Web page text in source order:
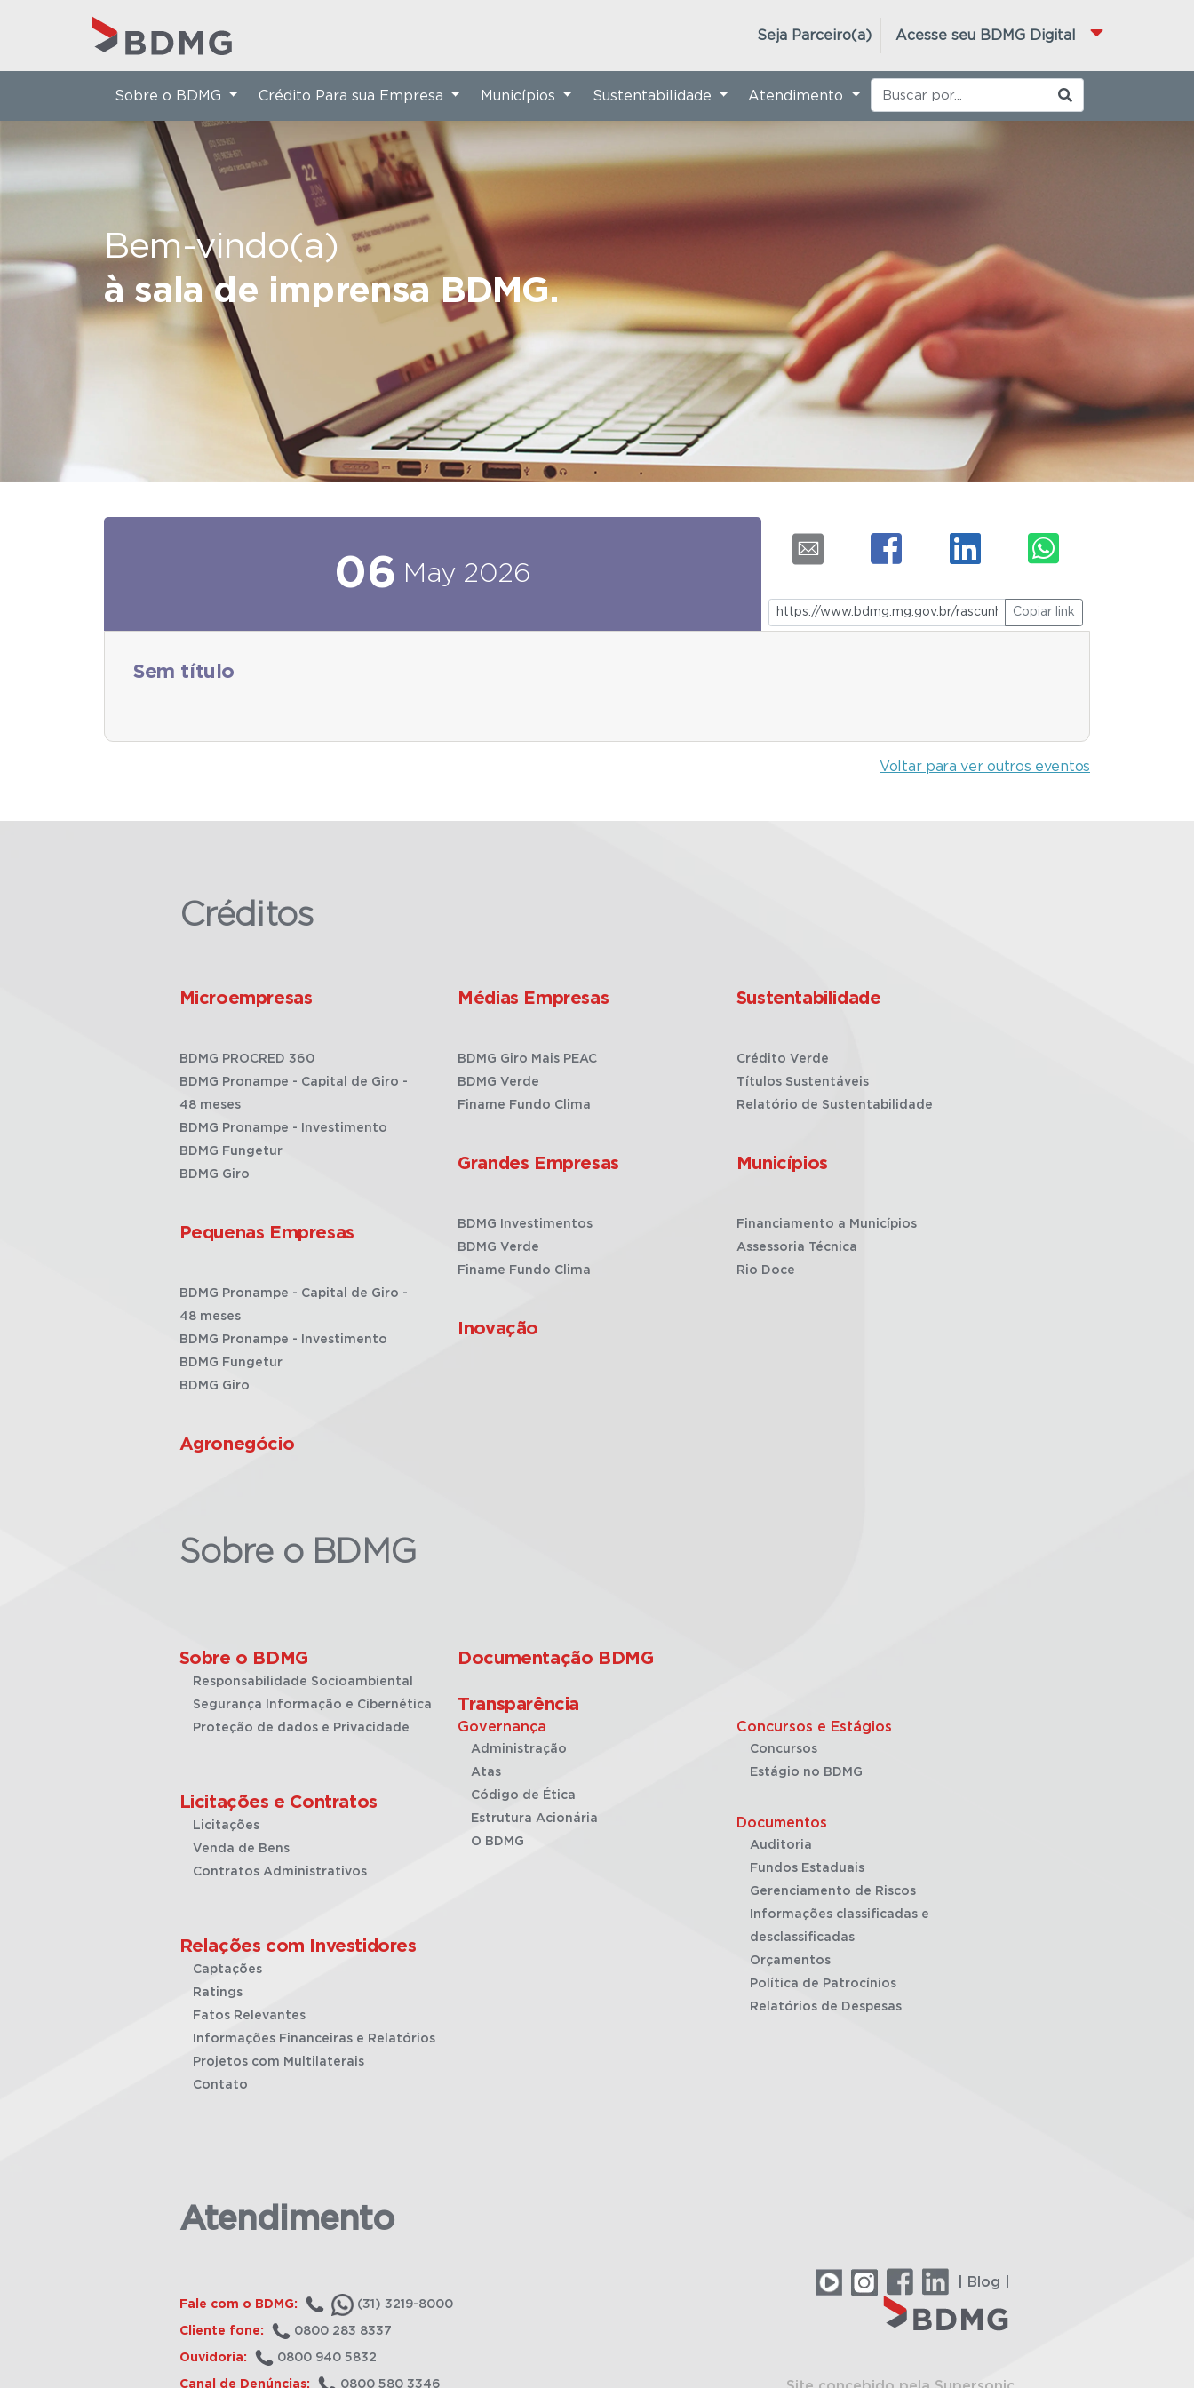
Acesse seu BDMG Digital
Seja Parceiro(a)
Bem-vindo(a)
à sala de imprensa BDMG.
Sobre o BDMG Crédito Para sua Empresa Municípios Sustentabilidade Atendimento
06 May 2026
Copiar link
Sem título
Voltar para ver outros eventos
Créditos
Microempresas
BDMG PROCRED 360
BDMG Pronampe - Capital de Giro -
48 meses
BDMG Pronampe - Investimento
BDMG Fungetur
BDMG Giro
Pequenas Empresas
BDMG Pronampe - Capital de Giro -
48 meses
BDMG Pronampe - Investimento
BDMG Fungetur
BDMG Giro
Agronegócio
Médias Empresas
BDMG Giro Mais PEAC
BDMG Verde
Finame Fundo Clima
Grandes Empresas
BDMG Investimentos
BDMG Verde
Finame Fundo Clima
Inovação
Sustentabilidade
Crédito Verde
Títulos Sustentáveis
Relatório de Sustentabilidade
Municípios
Financiamento a Municípios
Assessoria Técnica
Rio Doce
Sobre o BDMG
Sobre o BDMG
Responsabilidade Socioambiental
Segurança Informação e Cibernética
Proteção de dados e Privacidade
Licitações e Contratos
Licitações
Venda de Bens
Contratos Administrativos
Relações com Investidores
Captações
Ratings
Fatos Relevantes
Informações Financeiras e Relatórios
Projetos com Multilaterais
Contato
Documentação BDMG
Transparência
Governança
Administração
Atas
Código de Ética
Estrutura Acionária
O BDMG
Concursos e Estágios
Concursos
Estágio no BDMG
Documentos
Auditoria
Fundos Estaduais
Gerenciamento de Riscos
Informações classificadas e
desclassificadas
Orçamentos
Política de Patrocínios
Relatórios de Despesas
Atendimento
Fale com o BDMG: (31) 3219-8000
Cliente fone: 0800 283 8337
Ouvidoria: 0800 940 5832
Canal de Denúncias: 0800 580 3346
| Blog |